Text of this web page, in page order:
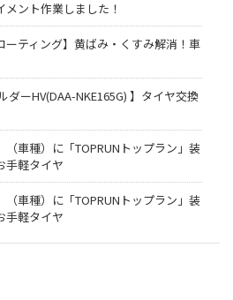
ト作業しました！
ティング】黄ばみ・くすみ解消！車
ダーHV(DAA-NKE165G) 】タイヤ交換
車種）に「TOPRUNトップラン」装
手軽タイヤ
車種）に「TOPRUNトップラン」装
手軽タイヤ